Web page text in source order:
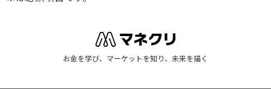
お金を学び、マーケットを知り、未来を描く